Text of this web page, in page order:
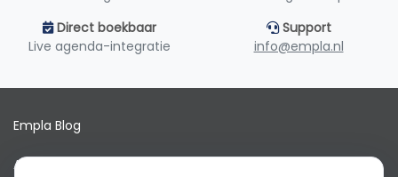
Direct boekbaar
Live agenda-integratie
Support
info@empla.nl
Empla Blog
Algemene voorwaarden